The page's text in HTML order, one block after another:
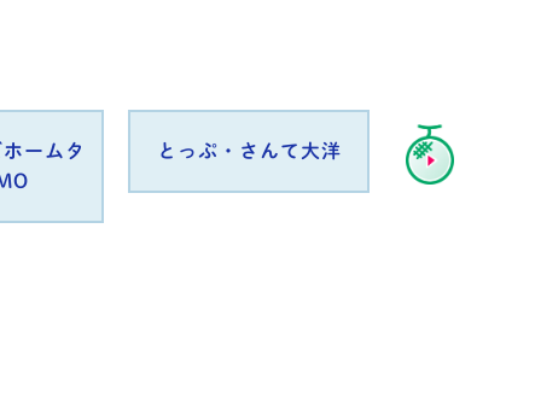
ームタ
とっぷ・さんて大洋 ほっとパ